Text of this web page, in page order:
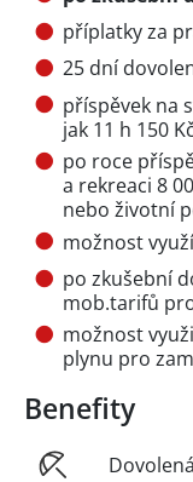
příplatky za
25 dní
příspěvek na
jak 11 h 150 Kč
po roce
a rekreaci 8
nebo životní
možnost
po zkušební
mob.tarifů
možnost
plynu pro
Benefity